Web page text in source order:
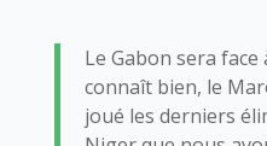
Le Gabon sera face
connaît bien, le
joué les derniers